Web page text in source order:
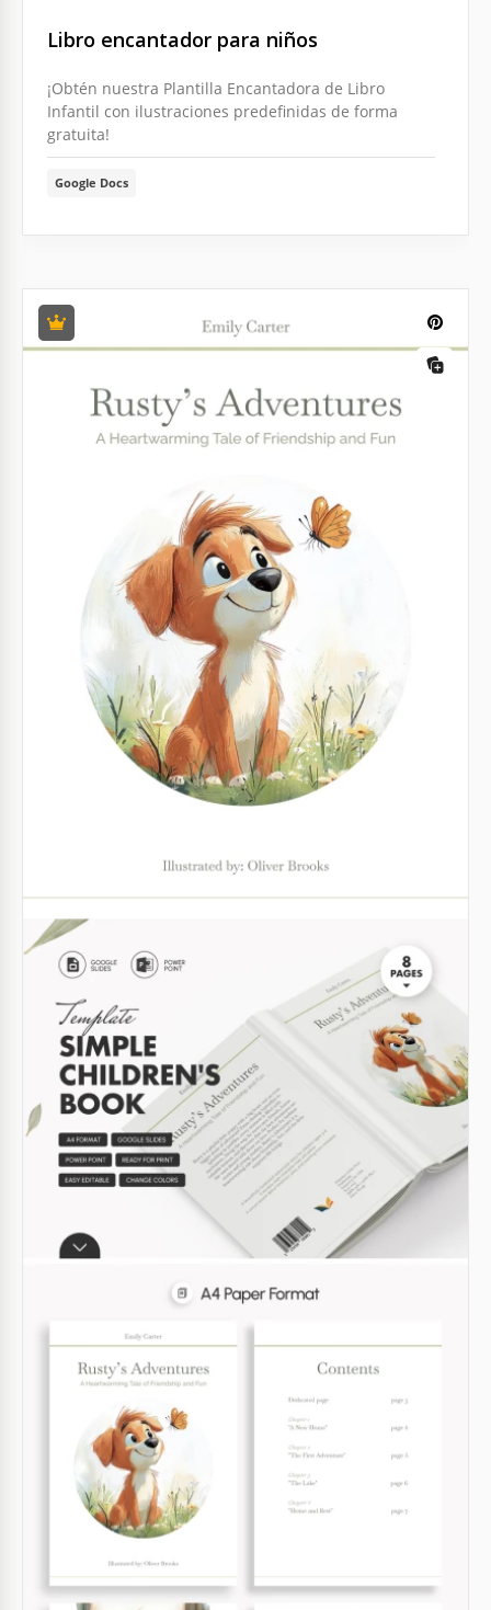
Libro encantador para niños
¡Obtén nuestra Plantilla Encantadora de Libro
Infantil con ilustraciones predefinidas de forma
gratuita!
Google Docs